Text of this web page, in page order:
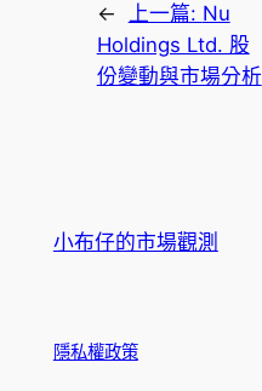
← 上一篇: Nu
Holdings Ltd. 股
份變動與市場分析
小布仔的市場觀測
隱私權政策